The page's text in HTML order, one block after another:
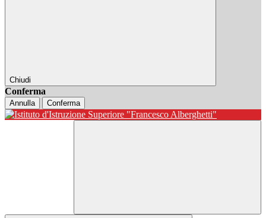
Chiudi
Conferma
Annulla Conferma